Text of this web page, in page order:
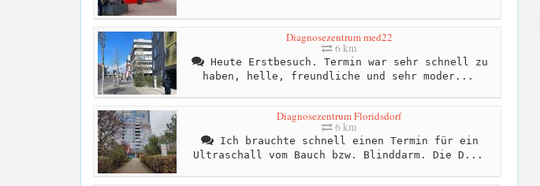
Diagnosezentrum med22
6 km
Heute Erstbesuch. Termin war sehr schnell zu
haben, helle, freundliche und sehr moder...
Diagnosezentrum Floridsdorf
6 km
Ich brauchte schnell einen Termin für ein
Ultraschall vom Bauch bzw. Blinddarm. Die D...